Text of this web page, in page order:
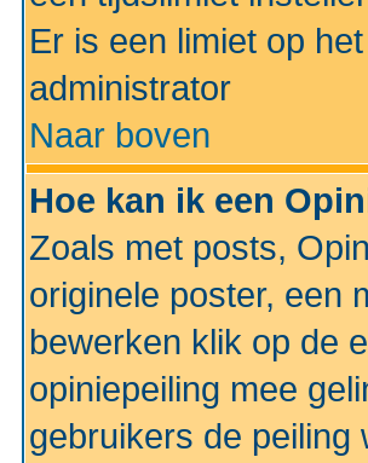
Er is een limiet op
administrator
Naar boven
Hoe kan ik een
Zoals met posts,
originele poster, een
bewerken klik op de
opiniepeiling mee
gebruikers de peiling